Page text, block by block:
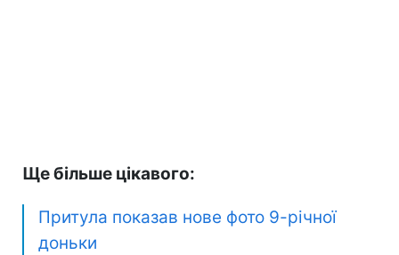
Ще більше цікавого:
Притула показав нове фото 9-річної
доньки